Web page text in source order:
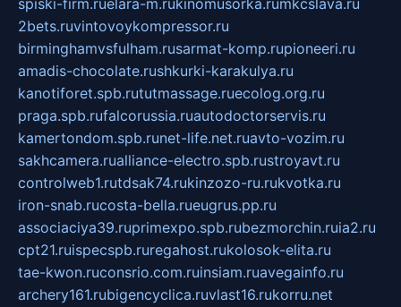
spiski-firm.ruelara-m.rukinomusorka.rumkcslava.ru
2bets.ruvintovoykompressor.ru
birminghamvsfulham.rusarmat-komp.rupioneeri.ru
amadis-chocolate.rushkurki-karakulya.ru
kanotiforet.spb.rututmassage.ruecolog.org.ru
praga.spb.rufalcorussia.ruautodoctorservis.ru
kamertondom.spb.runet-life.net.ruavto-vozim.ru
sakhcamera.rualliance-electro.spb.rustroyavt.ru
controlweb1.rutdsak74.rukinzozo-ru.rukvotka.ru
iron-snab.rucosta-bella.rueugrus.pp.ru
associaciya39.ruprimexpo.spb.rubezmorchin.ruia2.ru
cpt21.ruispecspb.ruregahost.rukolosok-elita.ru
tae-kwon.ruconsrio.com.ruinsiam.ruavegainfo.ru
archery161.rubigencyclica.ruvlast16.rukorru.net